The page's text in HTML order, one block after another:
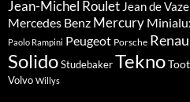
Jean-Michel Roulet Jean de
Mercedes Benz Mercury
Paolo Rampini Peugeot Porsche
SolidoStudebakerTekno
Volvo Willys